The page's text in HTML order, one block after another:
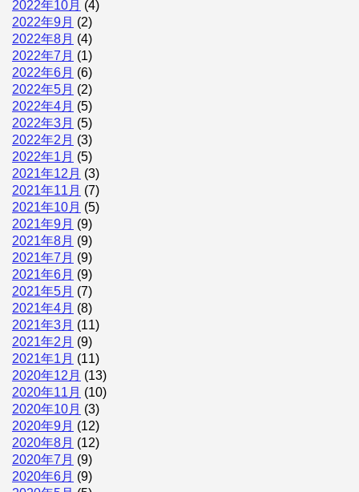
2022年10月 (4)
2022年9月 (2)
2022年8月 (4)
2022年7月 (1)
2022年6月 (6)
2022年5月 (2)
2022年4月 (5)
2022年3月 (5)
2022年2月 (3)
2022年1月 (5)
2021年12月 (3)
2021年11月 (7)
2021年10月 (5)
2021年9月 (9)
2021年8月 (9)
2021年7月 (9)
2021年6月 (9)
2021年5月 (7)
2021年4月 (8)
2021年3月 (11)
2021年2月 (9)
2021年1月 (11)
2020年12月 (13)
2020年11月 (10)
2020年10月 (3)
2020年9月 (12)
2020年8月 (12)
2020年7月 (9)
2020年6月 (9)